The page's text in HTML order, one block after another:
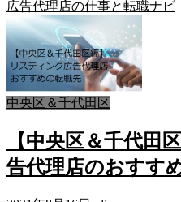
広告代理店の仕事と転職ナビ
中央区＆千代田区
【中央区＆千代田
告代理店のおすす